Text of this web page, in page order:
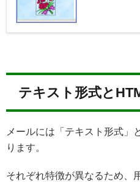
テキスト形式と
メールには「テキスト形式」
ります。
それぞれ特徴が異なるため、